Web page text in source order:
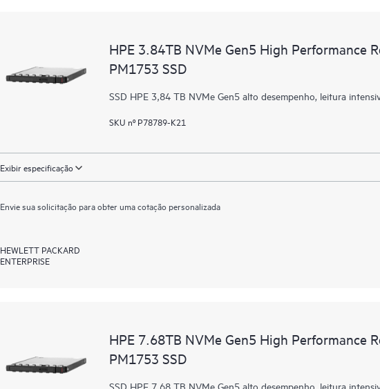
HPE 3.84TB NVMe Gen5 High Performance
PM1753 SSD
SSD HPE 3,84 TB NVMe Gen5 alto desempenho, leitura
SKU nº P78789-K21
Exibir especificação
Envie sua solicitação para obter uma cotação personalizada
HEWLETT PACKARD
ENTERPRISE
HPE 7.68TB NVMe Gen5 High Performance
PM1753 SSD
SSD HPE 7,68 TB NVMe Gen5 alto desempenho, leitura